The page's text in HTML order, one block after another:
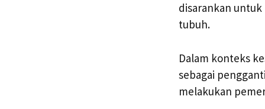
disarankan
tubuh.
Dalam konteks
sebagai
melakukan